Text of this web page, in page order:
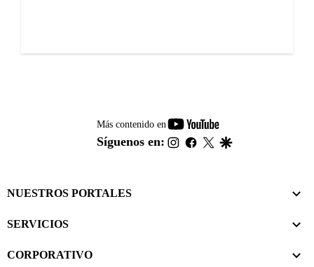
Más contenido en
youtube-
footer
Síguenos en: instagram
facebook
twitter
NUESTROS PORTALES
SERVICIOS
CORPORATIVO